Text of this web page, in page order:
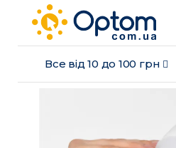
Все від 10 до 100 грн